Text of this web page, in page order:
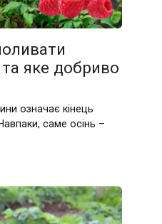
яке добриво
означає кінець
саме осінь –